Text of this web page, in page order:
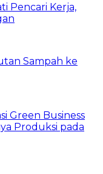
Pencari Kerja,
Sampah ke
Green Business
Produksi pada